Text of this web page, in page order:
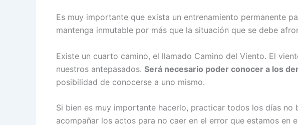
Es muy importante que exista un entrenamiento permanente
mantenga inmutable por más que la situación que se debe
Existe un cuarto camino, el llamado Camino del Viento. El
nuestros antepasados. Será necesario poder conocer a los
posibilidad de conocerse a uno mismo.
Si bien es muy importante hacerlo, practicar todos los días no
acompañar los actos para no caer en el error que estamos en